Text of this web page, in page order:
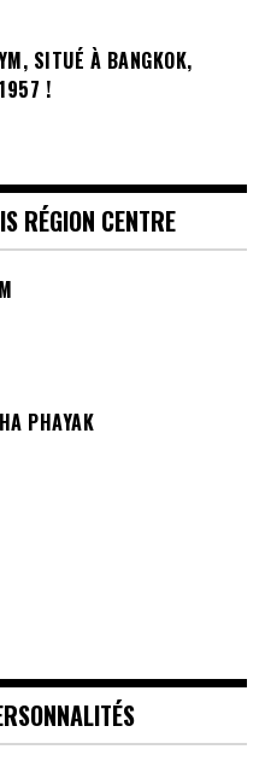
SITUÉ À BANGKOK,
!
RÉGION CENTRE
PHAYAK